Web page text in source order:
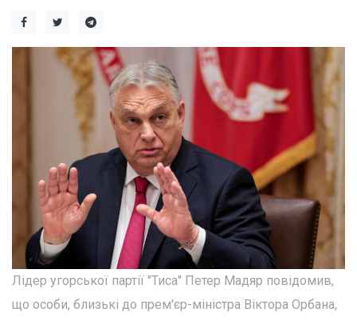
Лідер угорської партії "Тиса" Петер Мадяр повідомив,
що особи, близькі до прем'єр-міністра Віктора Орбана,